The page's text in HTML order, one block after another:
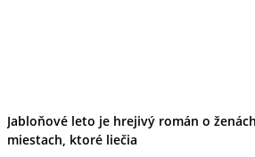
Jabloňové leto je hrejivý román o
miestach, ktoré liečia